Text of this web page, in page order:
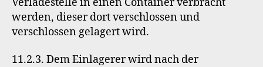
werden, dieser dort verschlossen und
verschlossen gelagert wird.
11.2.3. Dem Einlagerer wird nach der